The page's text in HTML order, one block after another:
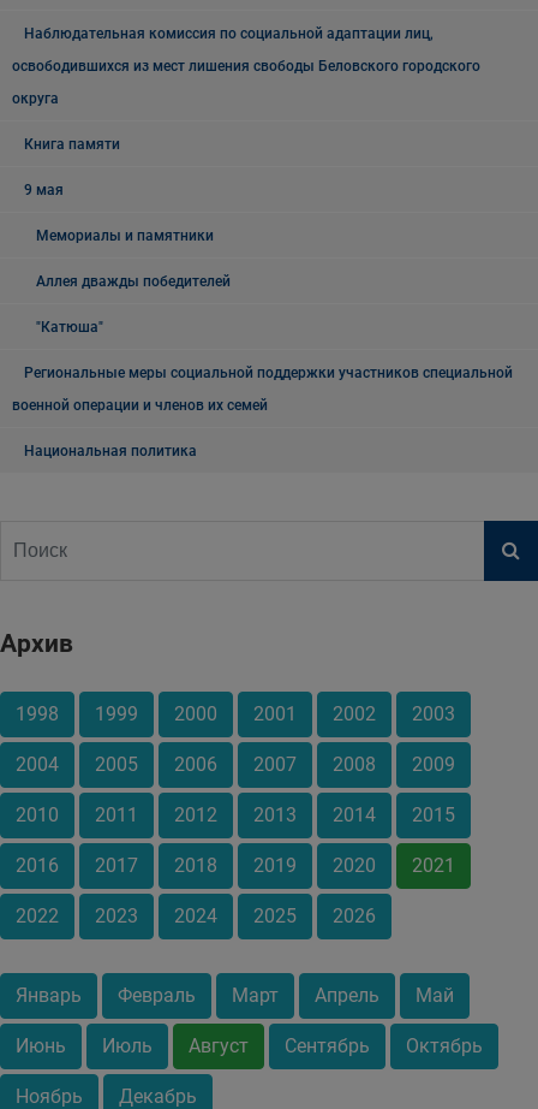
Наблюдательная комиссия по социальной адаптации лиц,
освободившихся из мест лишения свободы Беловского городского
округа
Книга памяти
9 мая
Мемориалы и памятники
Аллея дважды победителей
"Катюша"
Региональные меры социальной поддержки участников специальной
военной операции и членов их семей
Национальная политика
Архив
1998 1999 2000 2001 2002 2003
2004 2005 2006 2007 2008 2009
2010 2011 2012 2013 2014 2015
2016 2017 2018 2019 2020 2021
2022 2023 2024 2025 2026
Январь Февраль Март Апрель Май
Июнь Июль Август Сентябрь Октябрь
Ноябрь Декабрь